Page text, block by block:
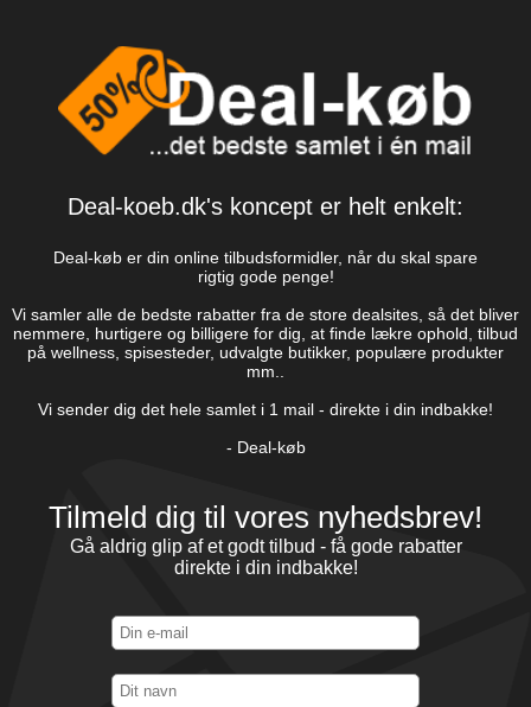
Deal-koeb.dk's koncept er helt enkelt:
Deal-køb er din online tilbudsformidler, når du skal spare
rigtig gode penge!
Vi samler alle de bedste rabatter fra de store dealsites, så det bliver
nemmere, hurtigere og billigere for dig, at finde lækre ophold, tilbud
på wellness, spisesteder, udvalgte butikker, populære produkter
mm..
Vi sender dig det hele samlet i 1 mail - direkte i din indbakke!
- Deal-køb
Tilmeld dig til vores nyhedsbrev!
Gå aldrig glip af et godt tilbud - få gode rabatter
direkte i din indbakke!